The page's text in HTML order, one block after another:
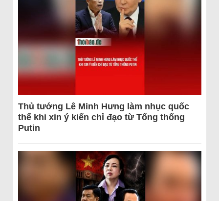
Thủ tướng Lê Minh Hưng làm nhục quốc
thể khi xin ý kiến chỉ đạo từ Tổng thống
Putin